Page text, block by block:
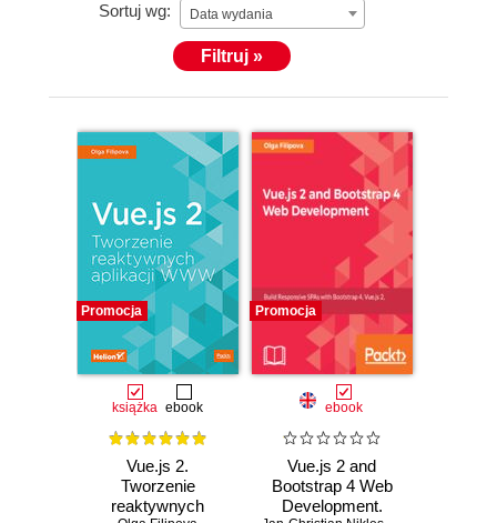
Sortuj wg: Data wydania
Filtruj »
Promocja
książka ebook
Vue.js 2.
Tworzenie
reaktywnych
Promocja
ebook
Vue.js 2 and
Bootstrap 4 Web
Development.